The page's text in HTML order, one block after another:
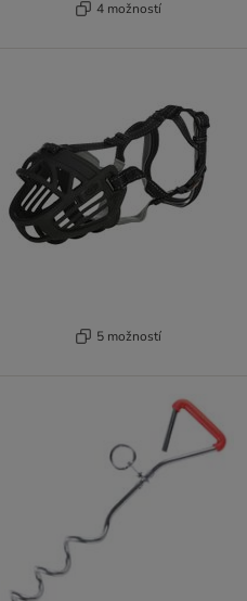
4 možností
5 možností